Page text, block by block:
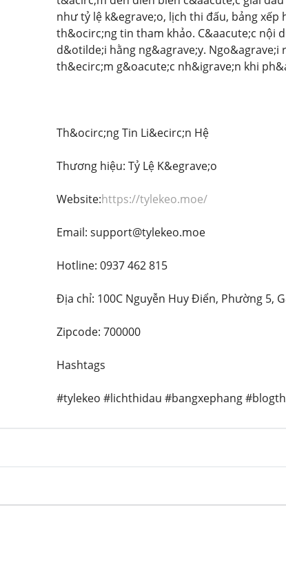
như tỷ lệ k&egrave;o, lịch thi đấu, bảng
th&ocirc;ng tin tham khảo. C&aacute;c nội
d&otilde;i hằng ng&agrave;y.
th&ecirc;m g&oacute;c nh&igrave;n khi
Th&ocirc;ng Tin Li&ecirc;n Hệ
Thương hiệu: Tỷ Lệ K&egrave;o
Website:https://tylekeo.moe/
Email: support@tylekeo.moe
Hotline: 0937 462 815
Địa chỉ: 100C Nguyễn Huy Điển, Phường 5,
Zipcode: 700000
Hashtags
#tylekeo #lichthidau #bangxephang